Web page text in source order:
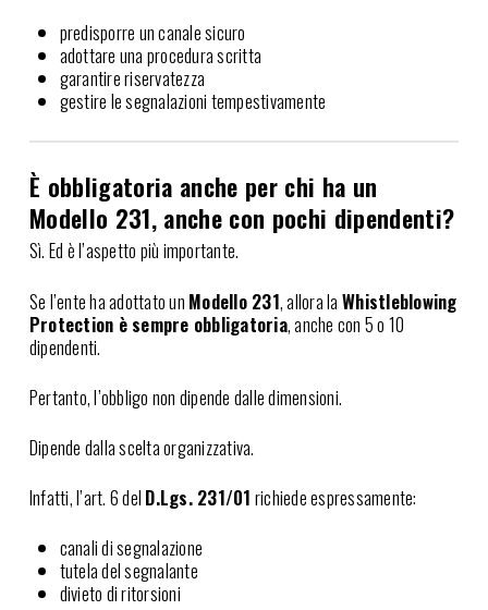
predisporre un canale sicuro
adottare una procedura scritta
garantire riservatezza
gestire le segnalazioni tempestivamente
È obbligatoria anche per chi ha un
Modello 231, anche con pochi dipendenti?
Sì. Ed è l’aspetto più importante.
Se l’ente ha adottato un Modello 231, allora la Whistleblowing
Protection è sempre obbligatoria, anche con 5 o 10
dipendenti.
Pertanto, l’obbligo non dipende dalle dimensioni.
Dipende dalla scelta organizzativa.
Infatti, l’art. 6 del D.Lgs. 231/01 richiede espressamente:
canali di segnalazione
tutela del segnalante
divieto di ritorsioni